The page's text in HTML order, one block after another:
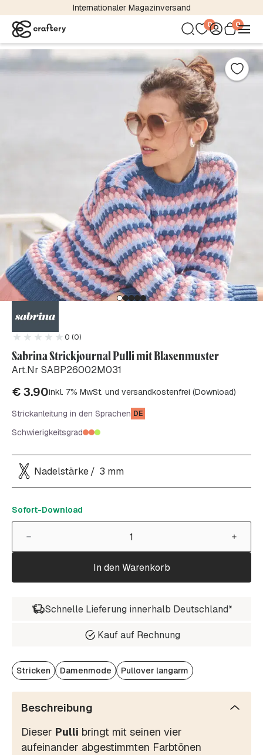
Internationaler Magazinversand
0 0
0 (0)
Sabrina Strickjournal Pulli mit Blasenmuster
Art.Nr SABP26002M031
€3.90inkl. 7% MwSt. und versandkostenfrei (Download)
Strickanleitung in den Sprachen DE
Schwierigkeitsgrad
Nadelstärke 3 mm
Sofort-Download
In den Warenkorb
Schnelle Lieferung innerhalb Deutschland*
Kauf auf Rechnung
Stricken Damenmode Pullover langarm
Beschreibung
Dieser Pulli bringt mit seinen vier
aufeinander abgestimmten Farbtönen